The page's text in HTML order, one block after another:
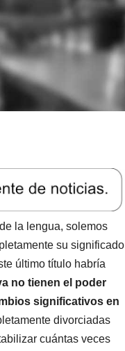
la lengua, solemos
su significado
último título habría
no tienen el poder
significativos en
divorciadas
cuántas veces